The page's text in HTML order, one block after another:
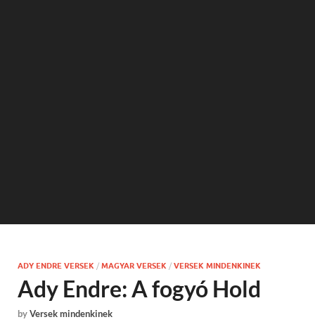
ADY ENDRE VERSEK / MAGYAR VERSEK / VERSEK MINDENKINEK
Ady Endre: A fogyó Hold
byVersek mindenkinek